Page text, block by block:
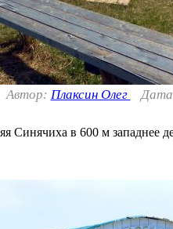
Автор: Плаксин Олег
в 600 м западнее